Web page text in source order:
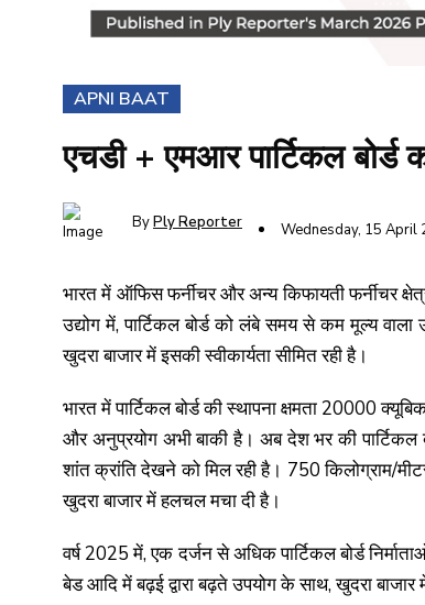
APNI BAAT
एचडी + एमआर पार्टिकल बोर्ड
ByPly Reporter Wednesday, 15 April
भारत में ऑफिस फर्नीचर और अन्य किफायती फर्नीचर
उद्योग में, पार्टिकल बोर्ड को लंबे समय से कम मूल्य
खुदरा बाजार में इसकी स्वीकार्यता सीमित रही है।
भारत में पार्टिकल बोर्ड की स्थापना क्षमता 20000
और अनुप्रयोग अभी बाकी है। अब देश भर की पार्टिकल
शांत क्रांति देखने को मिल रही है। 750 किलोग्राम/
खुदरा बाजार में हलचल मचा दी है।
वर्ष 2025 में, एक दर्जन से अधिक पार्टिकल बोर्ड
बेड आदि में बढ़ई द्वारा बढ़ते उपयोग के साथ, खुदरा बाजार में